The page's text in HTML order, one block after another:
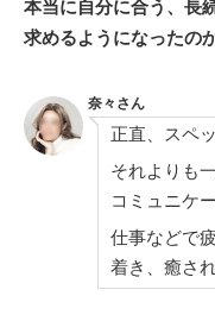
本当に自分に合う、長
求めるようになったの
奈々さん
正直、スペ
それよりも
コミュニケ
仕事などで
着き、癒さ